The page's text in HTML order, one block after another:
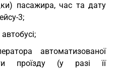
пасажира, час та дату
3;
автоматизованої
проїзду (у разі її